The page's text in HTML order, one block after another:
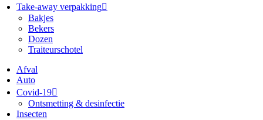
Take-away verpakking
Bakjes
Bekers
Dozen
Traiteurschotel
Afval
Auto
Covid-19
Ontsmetting & desinfectie
Insecten